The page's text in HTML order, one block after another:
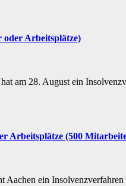
oder Arbeitsplätze)
am 28. August ein
Arbeitsplätze (500
ein